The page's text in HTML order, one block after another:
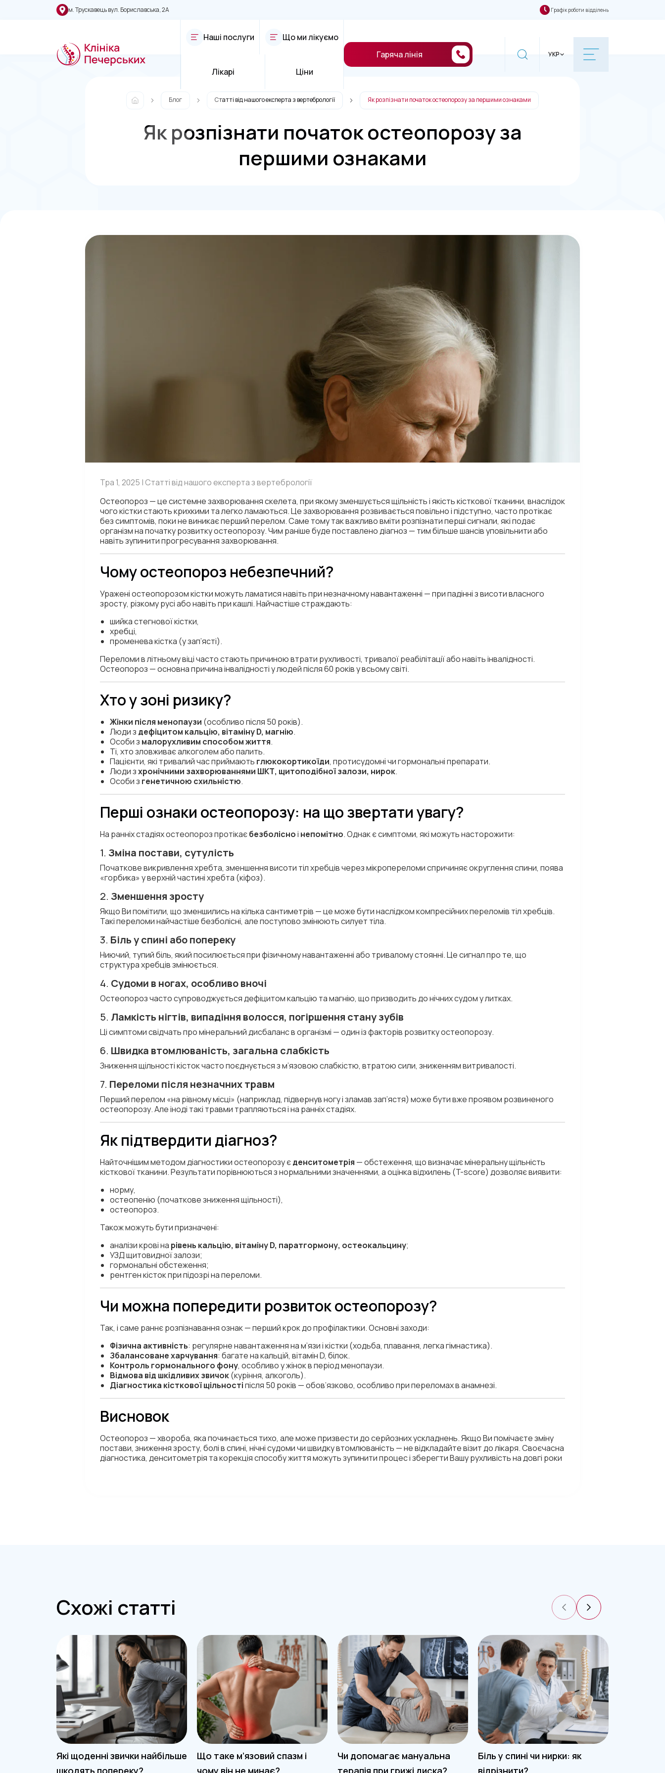
м. Трускавець вул. Бориславська, 2А Графік роботи відділень
Наші послуги Що ми лікуємо
Лікарі Ціни
Гаряча лінія УКР
Блог Статті від нашого експерта з вертебрології Як розпізнати початок остеопорозу за першими ознаками
Як розпізнати початок остеопорозу за
першими ознаками
Тра 1, 2025 | Статті від нашого експерта з вертебрології
Остеопороз — це системне захворювання скелета, при якому зменшується щільність і якість кісткової тканини, внаслідок
чого кістки стають крихкими та легко ламаються. Це захворювання розвивається повільно і підступно, часто протікає
без симптомів, поки не виникає перший перелом. Саме тому так важливо вміти розпізнати перші сигнали, які подає
організм на початку розвитку остеопорозу. Чим раніше буде поставлено діагноз — тим більше шансів уповільнити або
навіть зупинити прогресування захворювання.
Чому остеопороз небезпечний?
Уражені остеопорозом кістки можуть ламатися навіть при незначному навантаженні — при падінні з висоти власного
зросту, різкому русі або навіть при кашлі. Найчастіше страждають:
шийка стегнової кістки,
хребці,
променева кістка (у зап’ясті).
Переломи в літньому віці часто стають причиною втрати рухливості, тривалої реабілітації або навіть інвалідності.
Остеопороз — основна причина інвалідності у людей після 60 років у всьому світі.
Хто у зоні ризику?
Жінки після менопаузи (особливо після 50 років).
Люди з дефіцитом кальцію, вітаміну D, магнію.
Особи з малорухливим способом життя.
Ті, хто зловживає алкоголем або палить.
Пацієнти, які тривалий час приймають глюкокортикоїди, протисудомні чи гормональні препарати.
Люди зхронічними захворюваннями ШКТ, щитоподібної залози, нирок.
Особи з генетичною схильністю.
Перші ознаки остеопорозу: на що звертати увагу?
На ранніх стадіях остеопороз протікаєбезболісноі непомітно. Однак є симптоми, які можуть насторожити:
1. Зміна постави, сутулість
Початкове викривлення хребта, зменшення висоти тіл хребців через мікропереломи спричиняє округлення спини, поява
«горбика» у верхній частині хребта (кіфоз).
2. Зменшення зросту
Якщо Ви помітили, що зменшились на кілька сантиметрів — це може бути наслідком компресійних переломів тіл хребців.
Такі переломи найчастіше безболісні, але поступово змінюють силует тіла.
3. Біль у спині або попереку
Ниючий, тупий біль, який посилюється при фізичному навантаженні або тривалому стоянні. Це сигнал про те, що
структура хребців змінюється.
4. Судоми в ногах, особливо вночі
Остеопороз часто супроводжується дефіцитом кальцію та магнію, що призводить до нічних судом у литках.
5. Ламкість нігтів, випадіння волосся, погіршення стану зубів
Ці симптоми свідчать про мінеральний дисбаланс в організмі — один із факторів розвитку остеопорозу.
6. Швидка втомлюваність, загальна слабкість
Зниження щільності кісток часто поєднується з м’язовою слабкістю, втратою сили, зниженням витривалості.
7. Переломи після незначних травм
Перший перелом «на рівному місці» (наприклад, підвернув ногу і зламав зап’ястя) може бути вже проявом розвиненого
остеопорозу. Але іноді такі травми трапляються і на ранніх стадіях.
Як підтвердити діагноз?
Найточнішим методом діагностики остеопорозу єденситометрія — обстеження, що визначає мінеральну щільність
кісткової тканини. Результати порівнюються з нормальними значеннями, а оцінка відхилень (T-score) дозволяє виявити:
норму,
остеопенію (початкове зниження щільності),
остеопороз.
Також можуть бути призначені:
аналізи крові на рівень кальцію, вітаміну D, паратгормону, остеокальцину;
УЗД щитовидної залози;
гормональні обстеження;
рентген кісток при підозрі на переломи.
Чи можна попередити розвиток остеопорозу?
Так, і саме раннє розпізнавання ознак — перший крок до профілактики. Основні заходи:
Фізична активність: регулярне навантаження на м’язи і кістки (ходьба, плавання, легка гімнастика).
Збалансоване харчування: багате на кальцій, вітамін D, білок.
Контроль гормонального фону, особливо у жінок в період менопаузи.
Відмова від шкідливих звичок(куріння, алкоголь).
Діагностика кісткової щільностіпісля 50 років — обов’язково, особливо при переломах в анамнезі.
Висновок
Остеопороз — хвороба, яка починається тихо, але може призвести до серйозних ускладнень. Якщо Ви помічаєте зміну
постави, зниження зросту, болі в спині, нічні судоми чи швидку втомлюваність — не відкладайте візит до лікаря. Своєчасна
діагностика, денситометрія та корекція способу життя можуть зупинити процес і зберегти Вашу рухливість на довгі роки
Схожі статті
Які щоденні звички найбільше
шкодять попереку?
Що таке м’язовий спазм і
чому він не минає?
Чи допомагає мануальна
терапія при грижі диска?
Біль у спині чи нирки: як
відрізнити?